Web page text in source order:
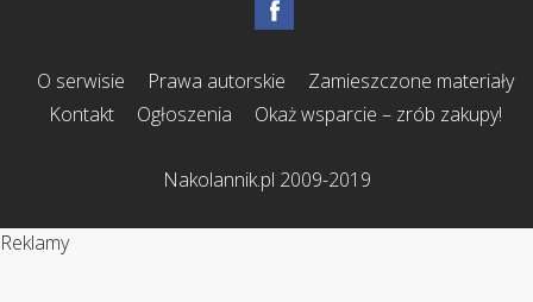
O serwisie Prawa autorskie
Zamieszczone materiały
Kontakt
Ogłoszenia Okaż wsparcie – zrób zakupy!
Nakolannik.pl 2009-2019
Reklamy